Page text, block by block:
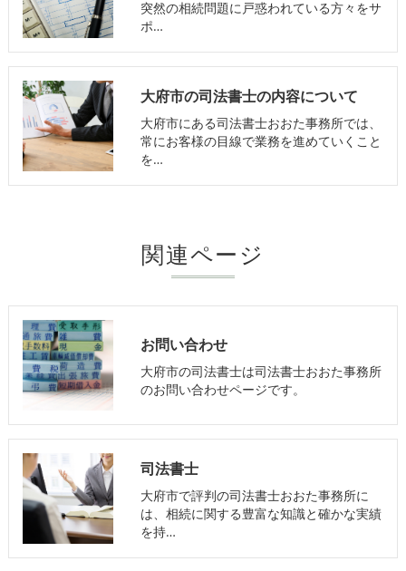
突然の相続問題に戸惑われている方々をサ
ポ…
大府市の司法書士の内容について
大府市にある司法書士おおた事務所では、
常にお客様の目線で業務を進めていくこと
を…
関連ページ
お問い合わせ
大府市の司法書士は司法書士おおた事務所
のお問い合わせページです。
司法書士
大府市で評判の司法書士おおた事務所に
は、相続に関する豊富な知識と確かな実績
を持…